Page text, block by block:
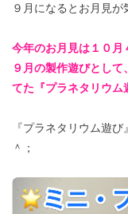
９月になるとお月見が
今年のお月見は１０月
９月の製作遊びとし
てた『プラネタリウム
『プラネタリウム遊
＾；